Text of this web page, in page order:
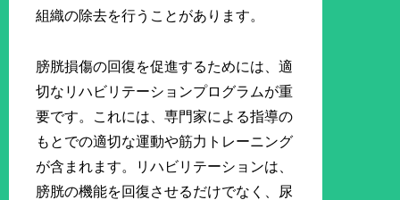
組織の除去を行うことがあります。
膀胱損傷の回復を促進するためには、適
切なリハビリテーションプログラムが重
要です。これには、専門家による指導の
もとでの適切な運動や筋力トレーニング
が含まれます。リハビリテーションは、
膀胱の機能を回復させるだけでなく、尿